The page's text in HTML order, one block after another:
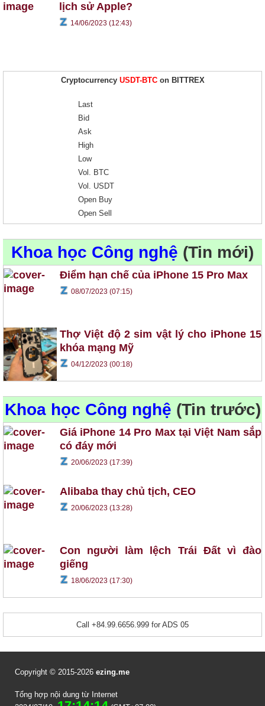
lịch sử Apple?
14/06/2023 (12:43)
Cryptocurrency USDT-BTCon BITTREX
Last
Bid
Ask
High
Low
Vol. BTC
Vol. USDT
Open Buy
Open Sell
Khoa học Công nghệ (Tin mới)
Điểm hạn chế của iPhone 15 Pro Max
08/07/2023 (07:15)
Thợ Việt độ 2 sim vật lý cho iPhone 15
khóa mạng Mỹ
04/12/2023 (00:18)
Khoa học Công nghệ (Tin trước)
Giá iPhone 14 Pro Max tại Việt Nam sắp
có đáy mới
20/06/2023 (17:39)
Alibaba thay chủ tịch, CEO
20/06/2023 (13:28)
Con người làm lệch Trái Đất vì đào
giếng
18/06/2023 (17:30)
Call +84.99.6656.999 for ADS 05
Copyright © 2015-2026 ezing.me
Tổng hợp nội dung từ Internet